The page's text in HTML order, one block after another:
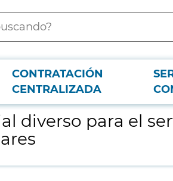
CONTRATACIÓN
CENTRALIZADA
otorrinolaringología del Hospital Universitario
diverso para el